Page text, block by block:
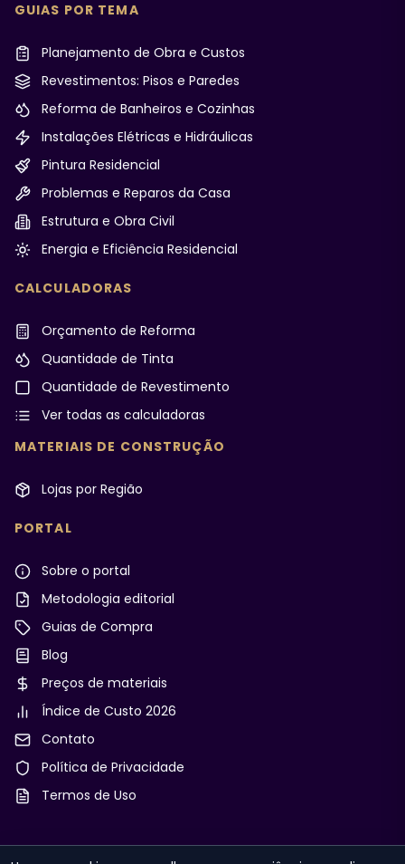
GUIAS POR TEMA
Planejamento de Obra e Custos
Revestimentos: Pisos e Paredes
Reforma de Banheiros e Cozinhas
Instalações Elétricas e Hidráulicas
Pintura Residencial
Problemas e Reparos da Casa
Estrutura e Obra Civil
Energia e Eficiência Residencial
CALCULADORAS
Orçamento de Reforma
Quantidade de Tinta
Quantidade de Revestimento
Ver todas as calculadoras
MATERIAIS DE CONSTRUÇÃO
Lojas por Região
PORTAL
Sobre o portal
Metodologia editorial
Guias de Compra
Blog
Preços de materiais
Índice de Custo 2026
Contato
Política de Privacidade
Termos de Uso